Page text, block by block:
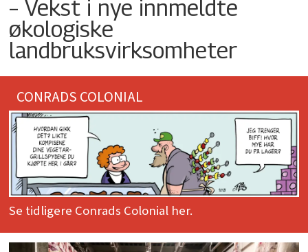
– Vekst i nye innmeldte
økologiske
landbruksvirksomheter
CONRADS COLONIAL
Se tidligere Conrads Colonial her.